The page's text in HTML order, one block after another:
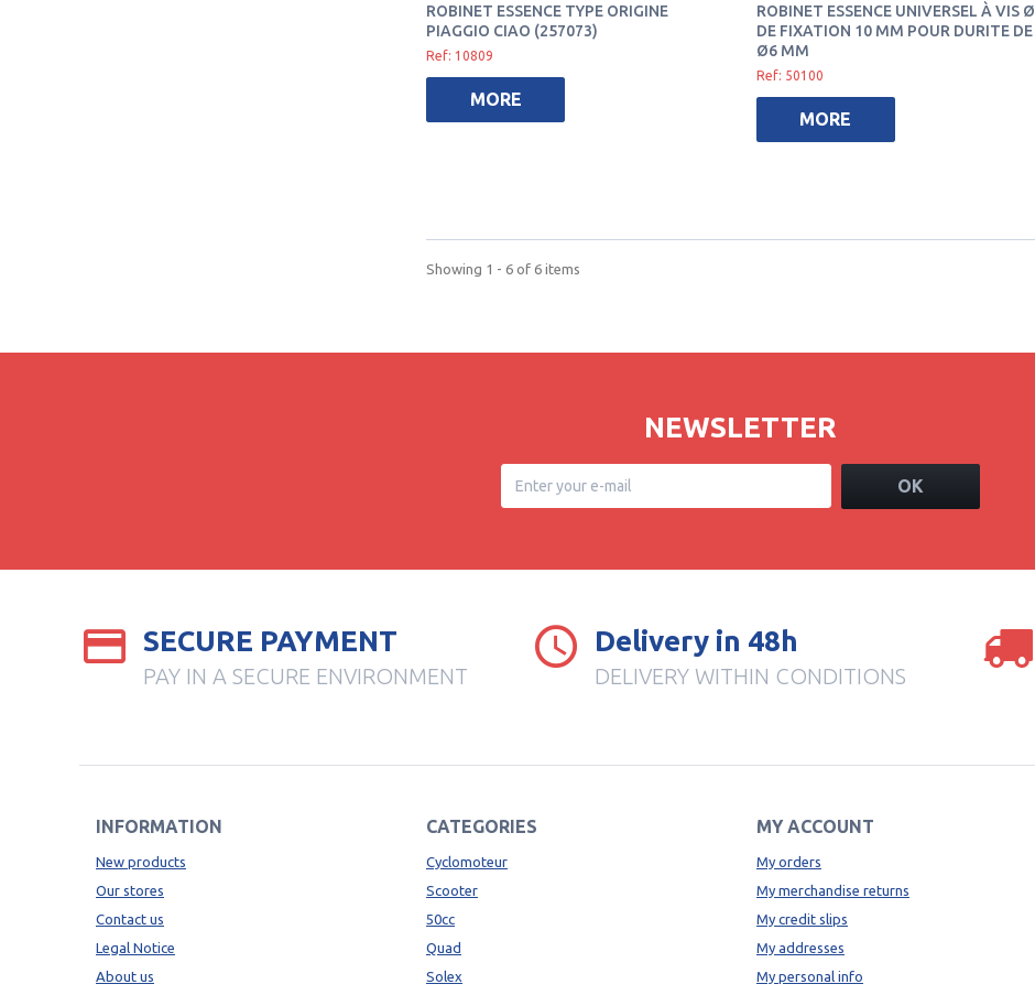
ROBINET ESSENCE TYPE ORIGINE
PIAGGIO CIAO (257073)
Ref: 10809
MORE
ROBINET ESSENCE UNIVERSEL À VIS Ø
DE FIXATION 10 MM POUR DURITE DE
Ø6 MM
Ref: 50100
MORE
Showing 1 - 6 of 6 items
NEWSLETTER
OK
SECURE PAYMENT
PAY IN A SECURE ENVIRONMENT
Delivery in 48h
DELIVERY WITHIN CONDITIONS
INFORMATION
New products
Our stores
Contact us
Legal Notice
About us
CATEGORIES
Cyclomoteur
Scooter
50cc
Quad
Solex
MY ACCOUNT
My orders
My merchandise returns
My credit slips
My addresses
My personal info